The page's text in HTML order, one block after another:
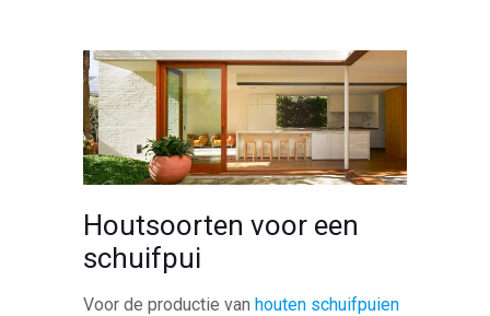
Houtsoorten voor een
schuifpui
Voor de productie vanhouten schuifpuien